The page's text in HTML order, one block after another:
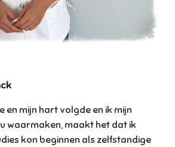
en mijn hart volgde en ik mijn
waarmaken, maakt het dat ik
kon beginnen als zelfstandige